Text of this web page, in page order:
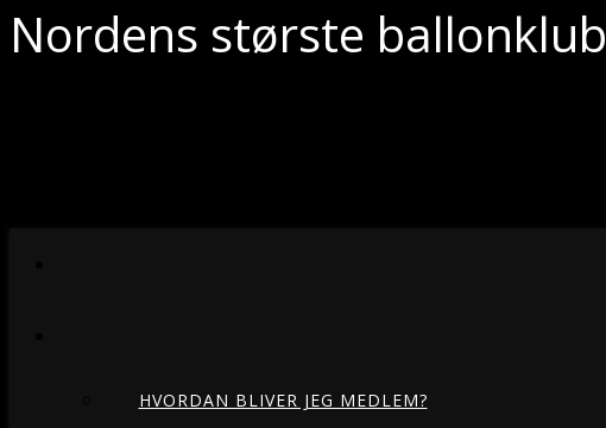
Nordens største ballonklub
HVORDAN BLIVER JEG MEDLEM?